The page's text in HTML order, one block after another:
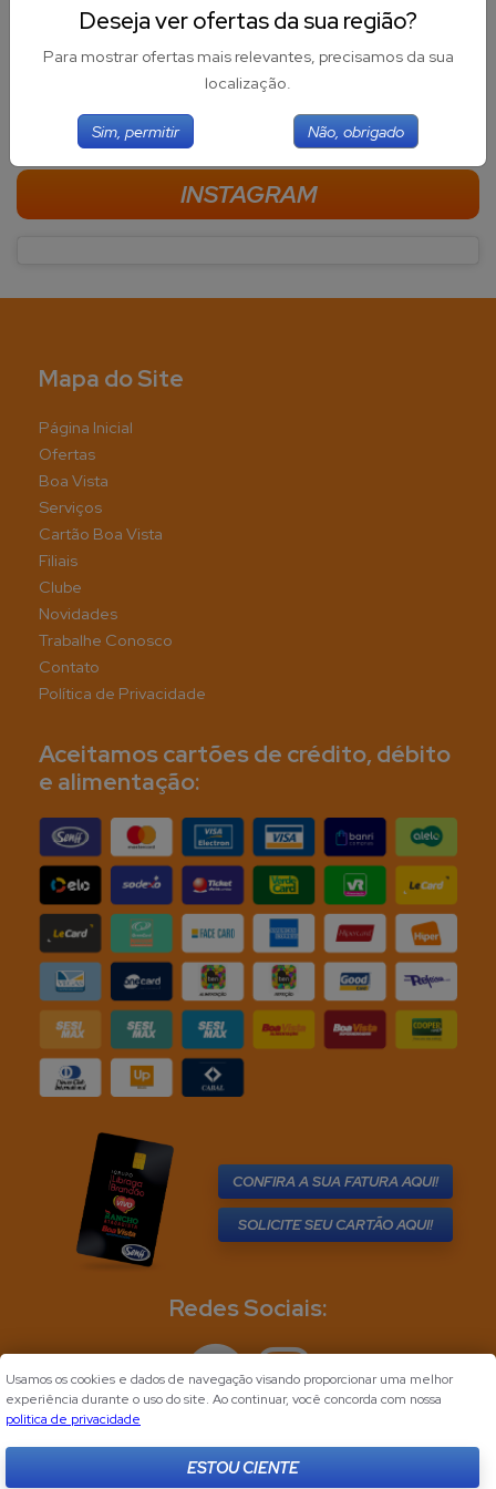
FACEBOOK
INSTAGRAM
Mapa do Site
Página Inicial
Ofertas
Boa Vista
Serviços
Cartão Boa Vista
Filiais
Clube
Novidades
Trabalhe Conosco
Contato
Política de Privacidade
Aceitamos cartões de crédito, débito
e alimentação:
CONFIRA A SUA FATURA AQUI!
SOLICITE SEU CARTÃO AQUI!
Redes Sociais:
Desenvolvido porFlync
Deseja ver ofertas da sua região?
Para mostrar ofertas mais relevantes, precisamos da sua
localização.
Sim, permitir Não, obrigado
Usamos os cookies e dados de navegação visando proporcionar uma melhor
experiência durante o uso do site. Ao continuar, você concorda com nossa
politica de privacidade
ESTOU CIENTE